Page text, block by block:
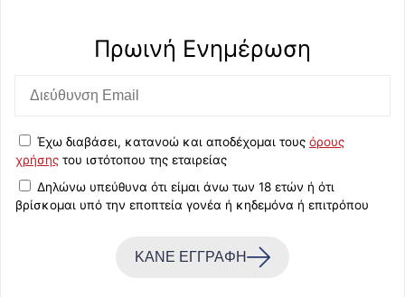
Πρωινή Eνημέρωση
Έχω διαβάσει, κατανοώ και αποδέχομαι τους όρους
χρήσης του ιστότοπου της εταιρείας
Δηλώνω υπεύθυνα ότι είμαι άνω των 18 ετών ή ότι
βρίσκομαι υπό την εποπτεία γονέα ή κηδεμόνα ή επιτρόπου
ΚΑΝΕ ΕΓΓΡΑΦΗ